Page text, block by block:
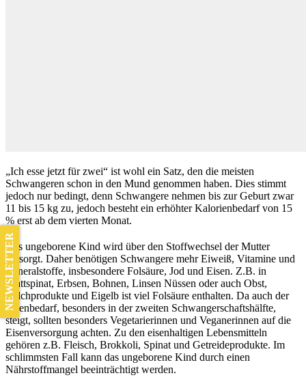
„Ich esse jetzt für zwei“ ist wohl ein Satz, den die meisten
Schwangeren schon in den Mund genommen haben. Dies stimmt
jedoch nur bedingt, denn Schwangere nehmen bis zur Geburt zwar
11 bis 15 kg zu, jedoch besteht ein erhöhter Kalorienbedarf von 15
% erst ab dem vierten Monat.
Das ungeborene Kind wird über den Stoffwechsel der Mutter
versorgt. Daher benötigen Schwangere mehr Eiweiß, Vitamine und
Mineralstoffe, insbesondere Folsäure, Jod und Eisen. Z.B. in
Blattspinat, Erbsen, Bohnen, Linsen Nüssen oder auch Obst,
Milchprodukte und Eigelb ist viel Folsäure enthalten. Da auch der
Eisenbedarf, besonders in der zweiten Schwangerschaftshälfte,
steigt, sollten besonders Vegetarierinnen und Veganerinnen auf die
Eisenversorgung achten. Zu den eisenhaltigen Lebensmitteln
gehören z.B. Fleisch, Brokkoli, Spinat und Getreideprodukte. Im
schlimmsten Fall kann das ungeborene Kind durch einen
Nährstoffmangel beeinträchtigt werden.
NEWSLETTER